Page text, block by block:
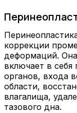
коррекции
деформаций.
включает в
органов, входа
области,
влагалища,
тазового дна.